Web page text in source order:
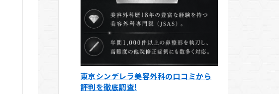
東京シンデレラ美容外科の口コミから
評判を徹底調査!